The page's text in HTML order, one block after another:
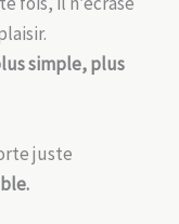
simple, plus
juste